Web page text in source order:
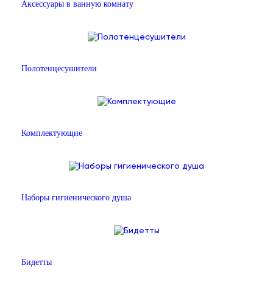
Аксессуары в ванную комнату
Полотенцесушители
Комплектующие
Наборы гигиенического душа
Бидетты